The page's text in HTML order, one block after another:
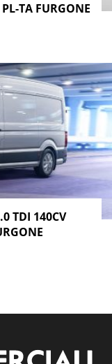
TA FURGONE
TDI 140CV